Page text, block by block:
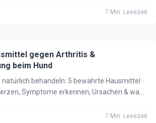
7 Min. Lesezeit
gegen Arthritis &
beim Hund
behandeln: 5 bewährte Hausmittel
Symptome erkennen, Ursachen & wann
7 Min. Lesezeit